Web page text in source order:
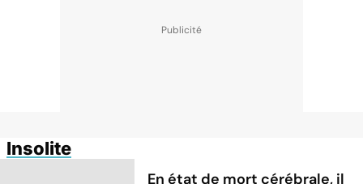
Insolite
En état de mort cérébrale, il